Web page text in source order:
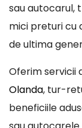
sau autocarul,
mici preturi cu
de ultima
Oferim servicii
Olanda, tur-
beneficiile